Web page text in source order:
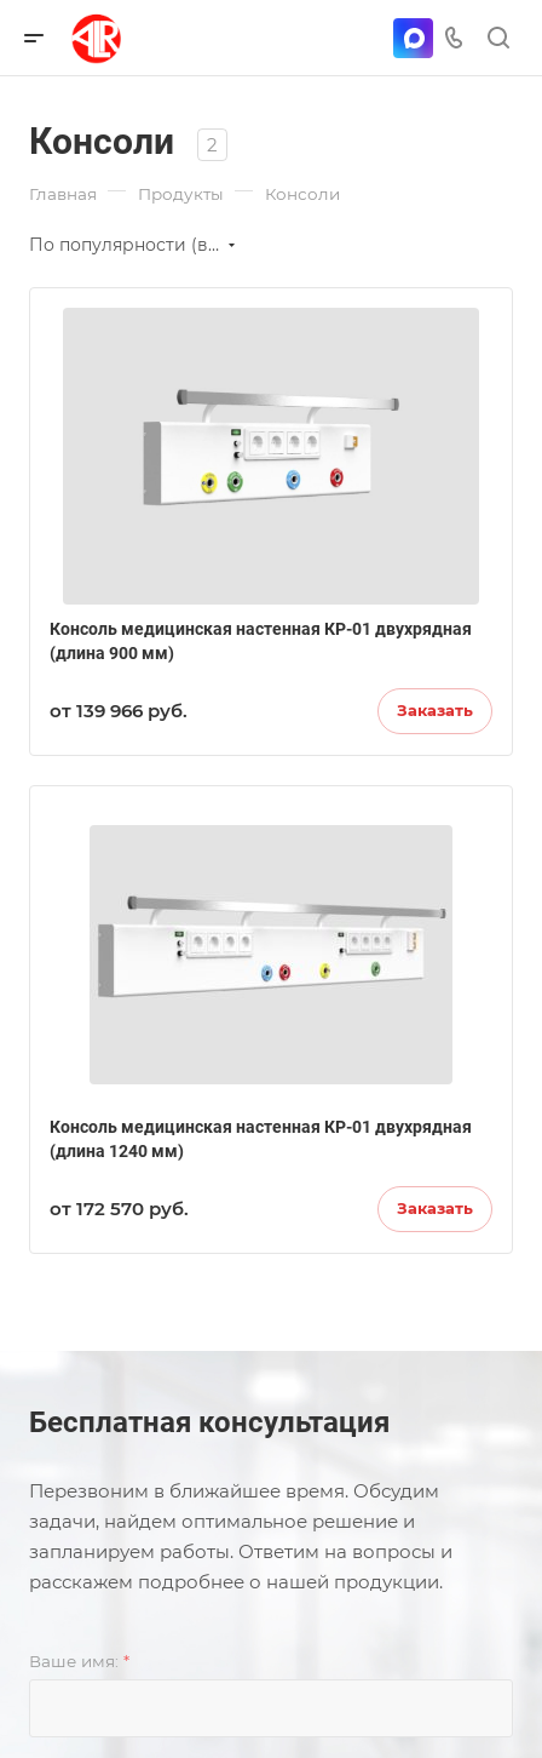
Консоли 2
Главная — Продукты — Консоли
По популярности (возрастание)
Консоль медицинская настенная КР-01 двухрядная
(длина 900 мм)
от 139 966 руб. Заказать
Консоль медицинская настенная КР-01 двухрядная
(длина 1240 мм)
от 172 570 руб. Заказать
Бесплатная консультация
Перезвоним в ближайшее время. Обсудим
задачи, найдем оптимальное решение и
запланируем работы. Ответим на вопросы и
расскажем подробнее о нашей продукции.
Ваше имя: *